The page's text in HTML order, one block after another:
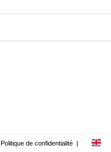
Politique de confidentialité |